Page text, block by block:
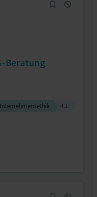
Beratung
4 J.